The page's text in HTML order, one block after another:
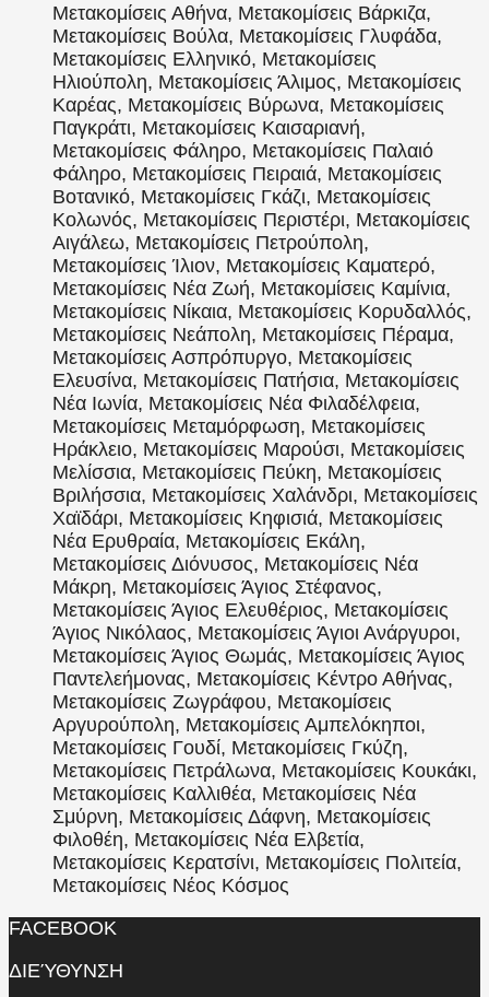
Μετακομίσεις Αθήνα, Μετακομίσεις Βάρκιζα,
Μετακομίσεις Βούλα, Μετακομίσεις Γλυφάδα,
Μετακομίσεις Ελληνικό, Μετακομίσεις
Ηλιούπολη, Μετακομίσεις Άλιμος, Μετακομίσεις
Καρέας, Μετακομίσεις Βύρωνα, Μετακομίσεις
Παγκράτι, Μετακομίσεις Καισαριανή,
Μετακομίσεις Φάληρο, Μετακομίσεις Παλαιό
Φάληρο, Μετακομίσεις Πειραιά, Μετακομίσεις
Βοτανικό, Μετακομίσεις Γκάζι, Μετακομίσεις
Κολωνός, Μετακομίσεις Περιστέρι, Μετακομίσεις
Αιγάλεω, Μετακομίσεις Πετρούπολη,
Μετακομίσεις Ίλιον, Μετακομίσεις Καματερό,
Μετακομίσεις Νέα Ζωή, Μετακομίσεις Καμίνια,
Μετακομίσεις Νίκαια, Μετακομίσεις Κορυδαλλός,
Μετακομίσεις Νεάπολη, Μετακομίσεις Πέραμα,
Μετακομίσεις Ασπρόπυργο, Μετακομίσεις
Ελευσίνα, Μετακομίσεις Πατήσια, Μετακομίσεις
Νέα Ιωνία, Μετακομίσεις Νέα Φιλαδέλφεια,
Μετακομίσεις Μεταμόρφωση, Μετακομίσεις
Ηράκλειο, Μετακομίσεις Μαρούσι, Μετακομίσεις
Μελίσσια, Μετακομίσεις Πεύκη, Μετακομίσεις
Βριλήσσια, Μετακομίσεις Χαλάνδρι, Μετακομίσεις
Χαϊδάρι, Μετακομίσεις Κηφισιά, Μετακομίσεις
Νέα Ερυθραία, Μετακομίσεις Εκάλη,
Μετακομίσεις Διόνυσος, Μετακομίσεις Νέα
Μάκρη, Μετακομίσεις Άγιος Στέφανος,
Μετακομίσεις Άγιος Ελευθέριος, Μετακομίσεις
Άγιος Νικόλαος, Μετακομίσεις Άγιοι Ανάργυροι,
Μετακομίσεις Άγιος Θωμάς, Μετακομίσεις Άγιος
Παντελεήμονας, Μετακομίσεις Κέντρο Αθήνας,
Μετακομίσεις Ζωγράφου, Μετακομίσεις
Αργυρούπολη, Μετακομίσεις Αμπελόκηποι,
Μετακομίσεις Γουδί, Μετακομίσεις Γκύζη,
Μετακομίσεις Πετράλωνα, Μετακομίσεις Κουκάκι,
Μετακομίσεις Καλλιθέα, Μετακομίσεις Νέα
Σμύρνη, Μετακομίσεις Δάφνη, Μετακομίσεις
Φιλοθέη, Μετακομίσεις Νέα Ελβετία,
Μετακομίσεις Κερατσίνι, Μετακομίσεις Πολιτεία,
Μετακομίσεις Νέος Κόσμος
FACEBOOK
ΔΙΕΎΘΥΝΣΗ